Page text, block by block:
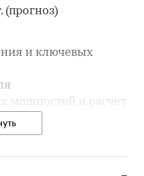
(прогноз)
и ключевых
мощностей и расчет